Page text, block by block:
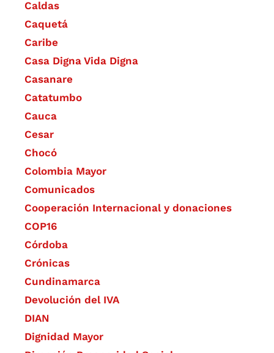
Caldas
Caquetá
Caribe
Casa Digna Vida Digna
Casanare
Catatumbo
Cauca
Cesar
Chocó
Colombia Mayor
Comunicados
Cooperación Internacional y donaciones
COP16
Córdoba
Crónicas
Cundinamarca
Devolución del IVA
DIAN
Dignidad Mayor